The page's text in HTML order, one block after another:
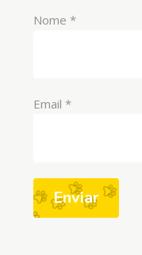
Nome *
Email *